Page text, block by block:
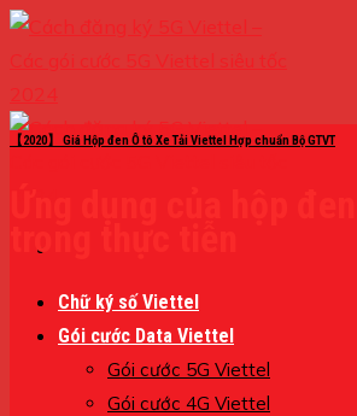
Skip
to
content
Chữ ký số Viettel
Gói cước Data Viettel
Gói cước 5G Viettel
Gói cước 4G Viettel
【2020】 Giá Hộp đen Ô tô Xe Tải Viettel Hợp chuẩn Bộ GTVT
trong thực tiễn